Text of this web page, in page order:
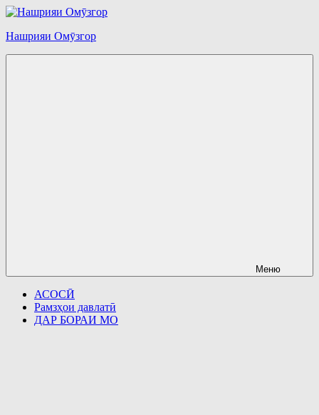
Перейти
содержимому
Нашрияи Омӯзгор
Меню
АСОСӢ
Рамзҳои давлатӣ
ДАР БОРАИ МО